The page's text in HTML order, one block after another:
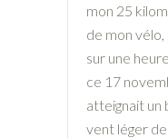
mon 25
de mon vélo,
sur une
ce 17
atteignait un
vent léger